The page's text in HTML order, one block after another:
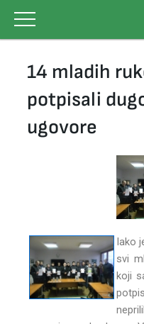
content
14 mladih
potpisali
ugovore
Iako
svi
koji